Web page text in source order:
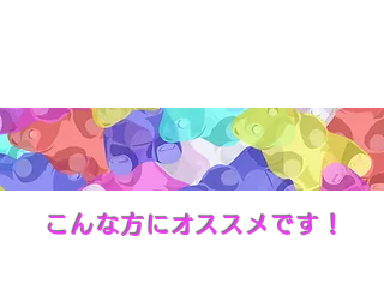
こんな方にオススメです！